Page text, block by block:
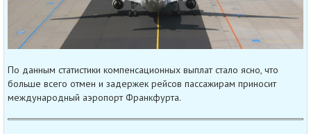
По данным статистики компенсационных выплат стало ясно, что
больше всего отмен и задержек рейсов пассажирам приносит
международный аэропорт Франкфурта.